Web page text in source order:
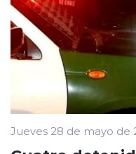
Jueves 28 de mayo de